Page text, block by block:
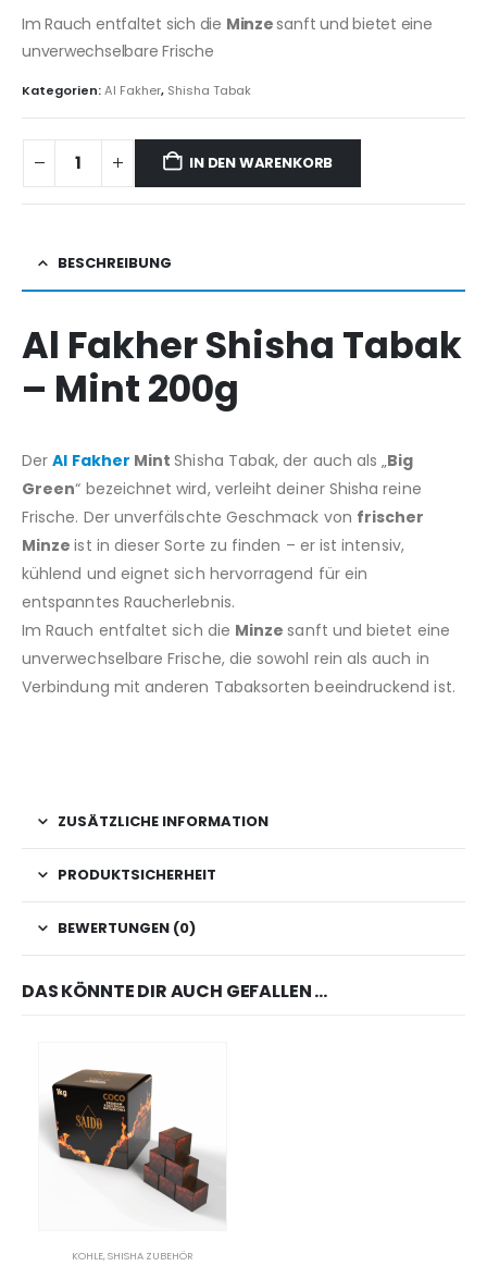
ImRauchentfaltet sich die Minzesanftundbietet eine
unverwechselbareFrische
Kategorien:Al Fakher, Shisha Tabak
IN DEN WARENKORB
BESCHREIBUNG
Al Fakher Shisha Tabak
– Mint 200g
DerAl Fakher MintShisha Tabak,der auch als„Big
Green“ bezeichnetwird, verleihtdeiner Shishareine
Frische. Der unverfälschte Geschmack von frischer
Minzeist in dieserSorte zu finden – er istintensiv,
kühlend und eignetsich hervorragend für ein
entspanntes Raucherlebnis.
ImRauch entfaltetsich die Minzesanft undbietet eine
unverwechselbareFrische, diesowohl rein alsauch in
Verbindung mitanderen Tabaksortenbeeindruckendist.
ZUSÄTZLICHE INFORMATION
PRODUKTSICHERHEIT
BEWERTUNGEN (0)
DAS KÖNNTE DIR AUCH GEFALLEN …
KOHLE,SHISHA ZUBEHÖR